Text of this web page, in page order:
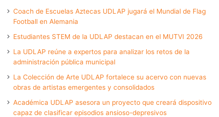
Coach de Escuelas Aztecas UDLAP jugará el Mundial de Flag
Football en Alemania
Estudiantes STEM de la UDLAP destacan en el MUTVI 2026
La UDLAP reúne a expertos para analizar los retos de la
administración pública municipal
La Colección de Arte UDLAP fortalece su acervo con nuevas
obras de artistas emergentes y consolidados
Académica UDLAP asesora un proyecto que creará dispositivo
capaz de clasificar episodios ansioso-depresivos